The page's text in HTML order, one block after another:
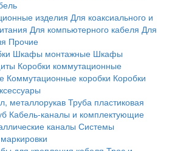
изделия Для коаксиального и
Для компьютерного кабеля Для
Прочие
Шкафы монтажные Шкафы
Коробки коммутационные
Коммутационные коробки Коробки
металлорукав Труба пластиковая
Кабель-каналы и комплектующие
каналы Системы